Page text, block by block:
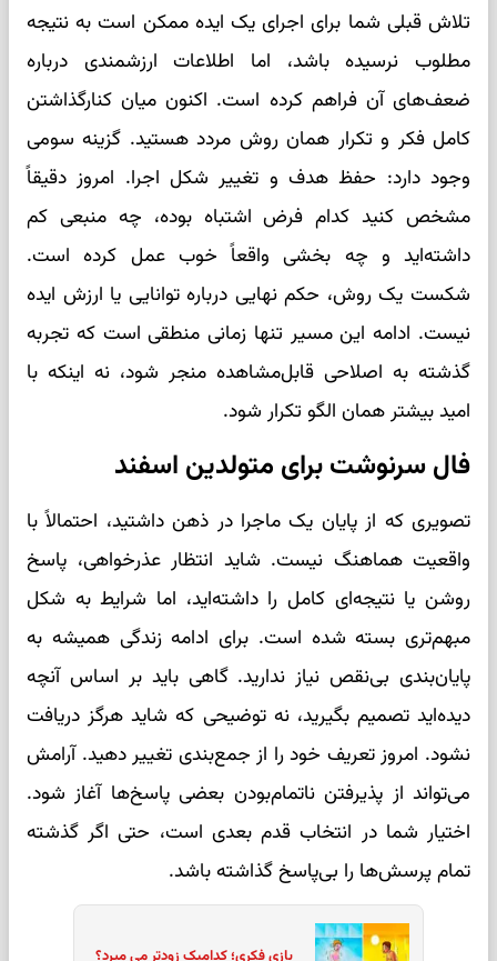
تلاش قبلی شما برای اجرای یک ایده ممکن است به نتیجه
مطلوب نرسیده باشد، اما اطلاعات ارزشمندی درباره
ضعف‌های آن فراهم کرده است. اکنون میان کنارگذاشتن
کامل فکر و تکرار همان روش مردد هستید. گزینه سومی
وجود دارد: حفظ هدف و تغییر شکل اجرا. امروز دقیقاً
مشخص کنید کدام فرض اشتباه بوده، چه منبعی کم
داشته‌اید و چه بخشی واقعاً خوب عمل کرده است.
شکست یک روش، حکم نهایی درباره توانایی یا ارزش ایده
نیست. ادامه این مسیر تنها زمانی منطقی است که تجربه
گذشته به اصلاحی قابل‌مشاهده منجر شود، نه اینکه با
امید بیشتر همان الگو تکرار شود.
فال سرنوشت برای متولدین اسفند
تصویری که از پایان یک ماجرا در ذهن داشتید، احتمالاً با
واقعیت هماهنگ نیست. شاید انتظار عذرخواهی، پاسخ
روشن یا نتیجه‌ای کامل را داشته‌اید، اما شرایط به شکل
مبهم‌تری بسته شده است. برای ادامه زندگی همیشه به
پایان‌بندی بی‌نقص نیاز ندارید. گاهی باید بر اساس آنچه
دیده‌اید تصمیم بگیرید، نه توضیحی که شاید هرگز دریافت
نشود. امروز تعریف خود را از جمع‌بندی تغییر دهید. آرامش
می‌تواند از پذیرفتن ناتمام‌بودن بعضی پاسخ‌ها آغاز شود.
اختیار شما در انتخاب قدم بعدی است، حتی اگر گذشته
تمام پرسش‌ها را بی‌پاسخ گذاشته باشد.
بازی فکری؛ کدامیک زودتر می میرد؟